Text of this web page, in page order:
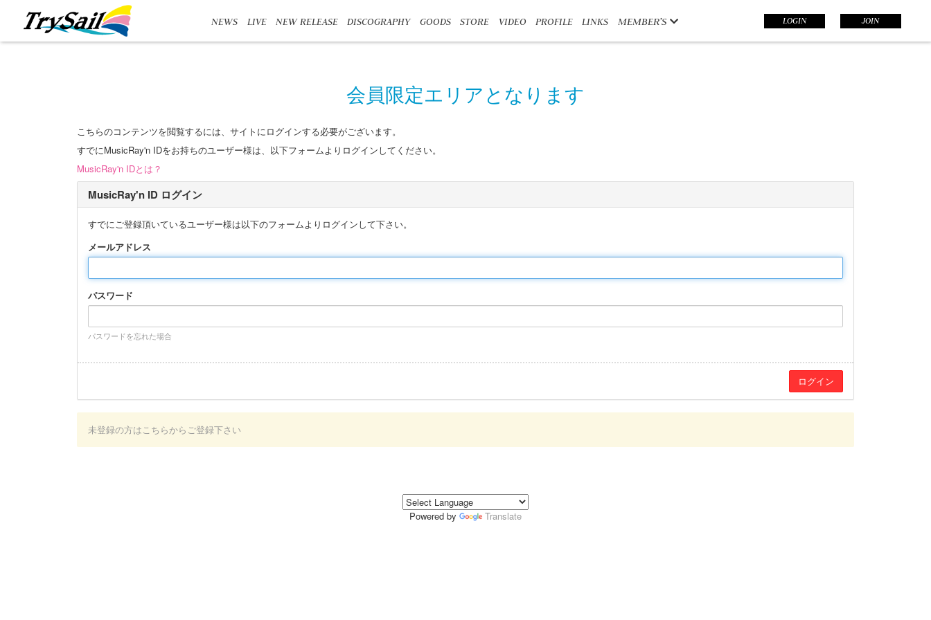
NEWS LIVE NEW RELEASE DISCOGRAPHY GOODS STORE VIDEO PROFILE LINKS MEMBER’S LOGIN JOIN
会員限定エリアとなります
こちらのコンテンツを閲覧するには、サイトにログインする必要がございます。
すでにMusicRay'n IDをお持ちのユーザー様は、以下フォームよりログインしてください。
MusicRay'n IDとは？
MusicRay'n ID ログイン
すでにご登録頂いているユーザー様は以下のフォームよりログインして下さい。
メールアドレス
パスワード
パスワードを忘れた場合
未登録の方はこちらからご登録下さい
Powered by Translate